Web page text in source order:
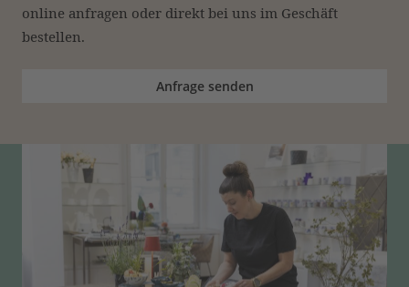
online anfragen oder direkt bei uns im Geschäft
bestellen.
Anfrage senden